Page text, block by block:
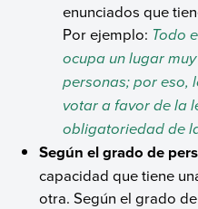
enunciados que
Por ejemplo: Todo
ocupa un lugar
personas; por eso,
votar a favor de la
obligatoriedad de
Según el grado de
capacidad que tiene
otra. Según el grado